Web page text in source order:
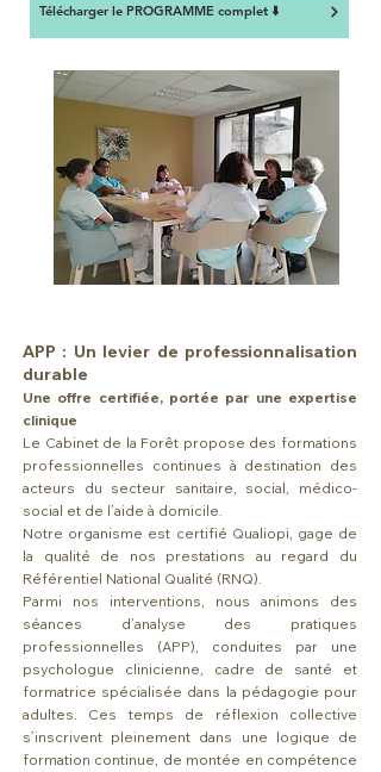
Télécharger le PROGRAMME complet ⬇️
APP : Un levier de professionnalisation
durable
Une offre certifiée, portée par une expertise
clinique
Le Cabinet de la Forêt propose des formations
professionnelles continues à destination des
acteurs du secteur sanitaire, social, médico-
social et de l’aide à domicile.
Notre organisme est certifié Qualiopi, gage de
la qualité de nos prestations au regard du
Référentiel National Qualité (RNQ).
Parmi nos interventions, nous animons des
séances d’analyse des pratiques
professionnelles (APP), conduites par une
psychologue clinicienne, cadre de santé et
formatrice spécialisée dans la pédagogie pour
adultes. Ces temps de réflexion collective
s’inscrivent pleinement dans une logique de
formation continue, de montée en compétence